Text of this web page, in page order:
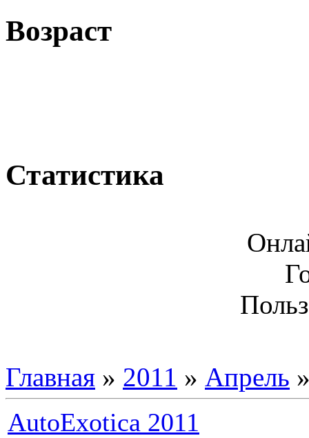
Возраст
Статистика
Главная » 2011 » Апрель
AutoExotica 2011